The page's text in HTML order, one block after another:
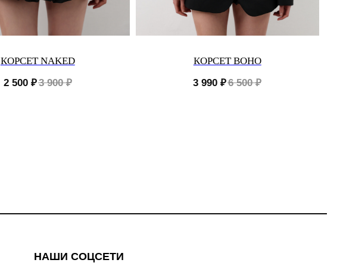
КОРСЕТ NAKED
2 500 ₽3 900 ₽
КОРСЕТ BOHO
3 990 ₽6 500 ₽
НАШИ СОЦСЕТИ